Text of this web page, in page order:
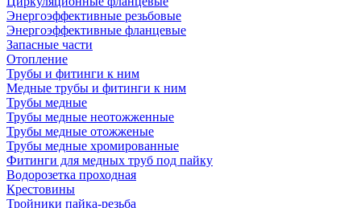
Энергоэффективные резьбовые
Энергоэффективные фланцевые
Запасные части
Отопление
Трубы и фитинги к ним
Медные трубы и фитинги к ним
Трубы медные
Трубы медные неотожженные
Трубы медные отожженые
Трубы медные хромированные
Фитинги для медных труб под пайку
Водорозетка проходная
Крестовины
Тройники пайка-резьба